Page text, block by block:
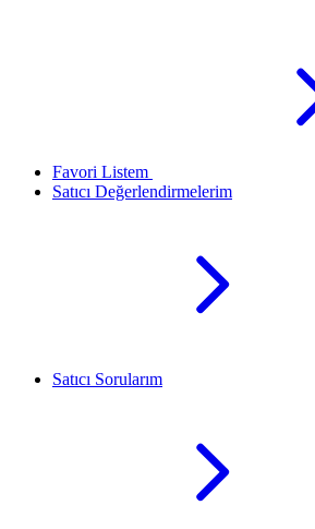
Favori Listem
Satıcı Değerlendirmelerim
Satıcı Sorularım